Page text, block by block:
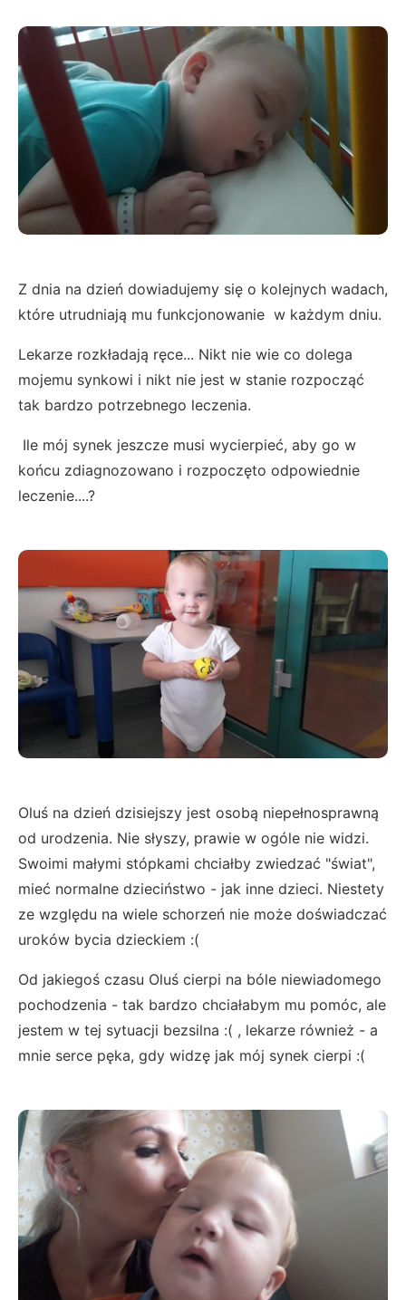
Z dnia na dzień dowiadujemy się o kolejnych wadach,
które utrudniają mu funkcjonowanie w każdym dniu.
Lekarze rozkładają ręce... Nikt nie wie co dolega
mojemu synkowi i nikt nie jest w stanie rozpocząć
tak bardzo potrzebnego leczenia.
Ile mój synek jeszcze musi wycierpieć, aby go w
końcu zdiagnozowano i rozpoczęto odpowiednie
leczenie....?
Oluś na dzień dzisiejszy jest osobą niepełnosprawną
od urodzenia. Nie słyszy, prawie w ogóle nie widzi.
Swoimi małymi stópkami chciałby zwiedzać "świat",
mieć normalne dzieciństwo - jak inne dzieci. Niestety
ze względu na wiele schorzeń nie może doświadczać
uroków bycia dzieckiem :(
Od jakiegoś czasu Oluś cierpi na bóle niewiadomego
pochodzenia - tak bardzo chciałabym mu pomóc, ale
jestem w tej sytuacji bezsilna :( , lekarze również - a
mnie serce pęka, gdy widzę jak mój synek cierpi :(